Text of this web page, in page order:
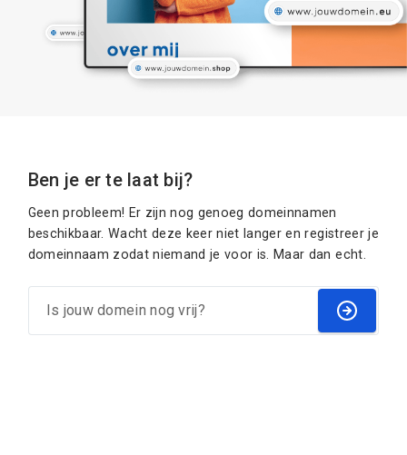
Ben je er te laat bij?
Geen probleem! Er zijn nog genoeg domeinnamen
beschikbaar. Wacht deze keer niet langer en registreer je
domeinnaam zodat niemand je voor is. Maar dan echt.